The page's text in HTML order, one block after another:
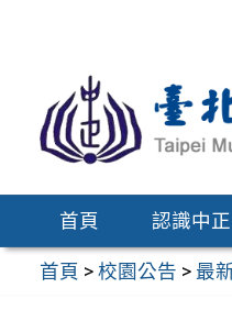
區
首頁 認識中正
首頁 >校園公告 > 最